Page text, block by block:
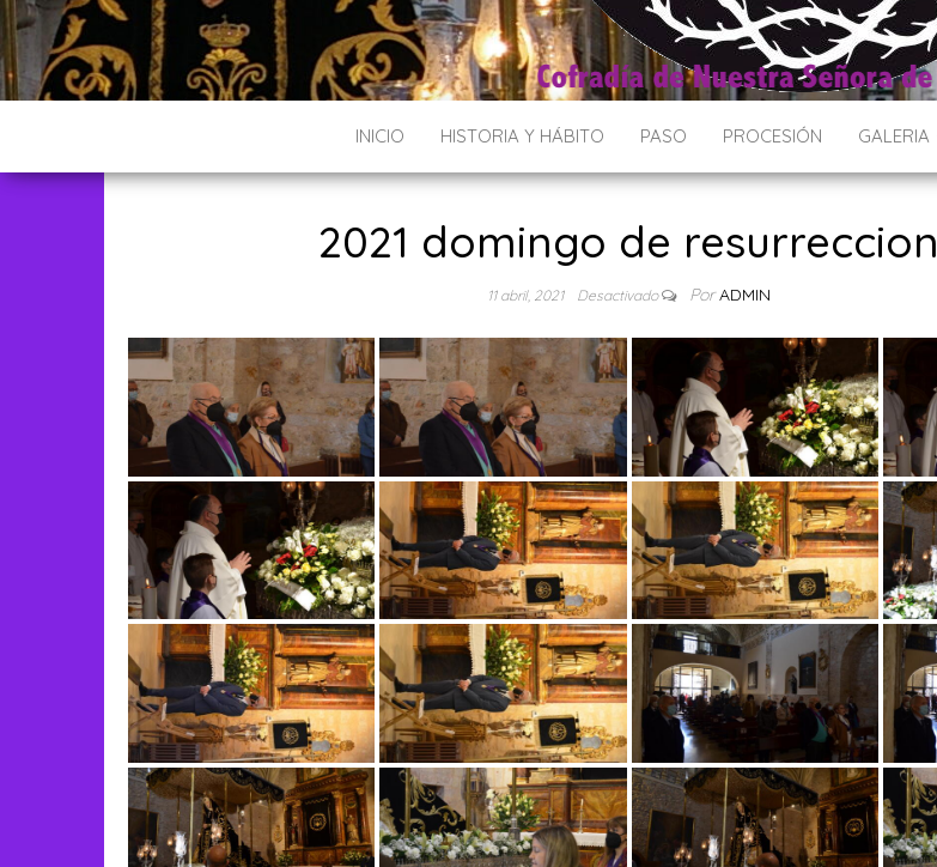
INICIO HISTORIA Y HÁBITO PASO PROCESIÓN GALERIA
2021 domingo de resurreccion
11 abril, 2021 Desactivado Por ADMIN